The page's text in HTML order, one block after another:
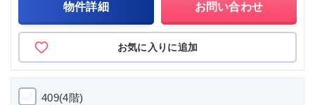
物件詳細 お問い合わせ
お気に入りに追加
409(4階)